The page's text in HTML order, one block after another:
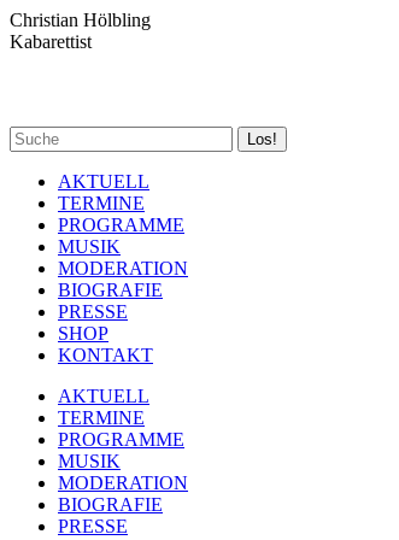
Zum
Inhalt
Christian Hölbling
Kabarettist
Spotify
page
opens
new
window
Facebook
page
opens
new
window
YouTube
page
opens
new
window
Instagram
page
opens
new
window
Search:
AKTUELL
TERMINE
PROGRAMME
MUSIK
MODERATION
BIOGRAFIE
PRESSE
SHOP
KONTAKT
AKTUELL
TERMINE
PROGRAMME
MUSIK
MODERATION
BIOGRAFIE
PRESSE